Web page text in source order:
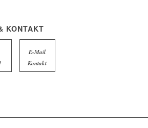
KONTAKT
E-Mail
Kontakt